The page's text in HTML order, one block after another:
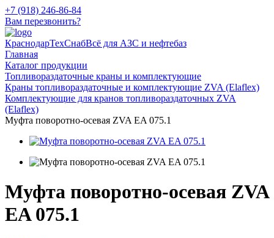
+7 (918) 246-86-84
Вам перезвонить?
КраснодарТехСнабВсё для АЗС и нефтебаз
Главная
Каталог продукции
Топливораздаточные краны и комплектующие
Краны топливораздаточные и комплектующие ZVA (Elaflex)
Комплектующие для кранов топливораздаточных ZVA
(Elaflex)
Муфта поворотно-осевая ZVA EA 075.1
Муфта поворотно-осевая ZVA
EA 075.1